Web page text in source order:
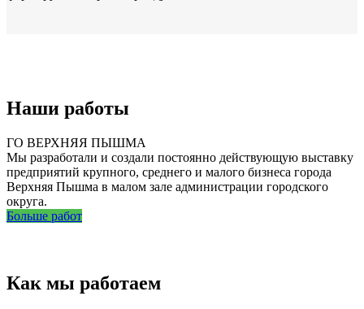
Наши работы
ГО ВЕРХНЯЯ ПЫШМА
Мы разработали и создали постоянно действующую выставку
предприятий крупного, среднего и малого бизнеса города
Верхняя Пышма в малом зале администрации городского
округа.
Больше работ
Как мы работаем